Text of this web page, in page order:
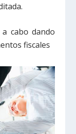
cabo dando
fiscales